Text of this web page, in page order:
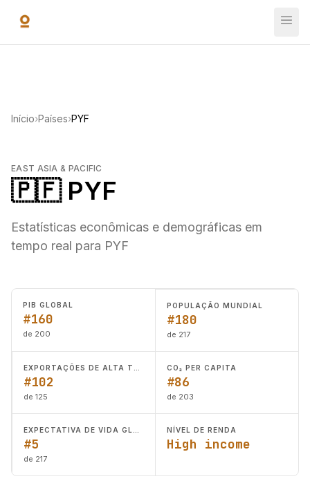
Início›Países›PYF
EAST ASIA & PACIFIC
🇵🇫 PYF
Estatísticas econômicas e demográficas em
tempo real para PYF
PIB GLOBAL
#160
de 200
POPULAÇÃO MUNDIAL
#180
de 217
#102
de 125
CO₂ PER CAPITA
#86
de 203
#5
de 217
NÍVEL DE RENDA
High income